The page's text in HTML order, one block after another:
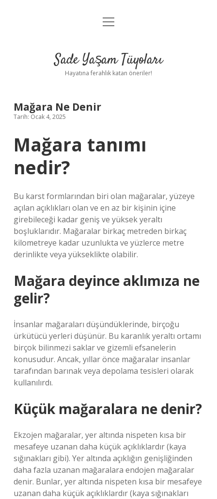
Anasayfa
Yasal Uyarı
menüyü
Sade Yaşam Tüyoları
Hayatına ferahlık katan öneriler!
Mağara Ne Denir
Tarih: Ocak 4, 2025
Mağara tanımı
nedir?
Bu karst formlarından biri olan mağaralar, yüzeye
açılan açıklıkları olan ve en az bir kişinin içine
girebileceği kadar geniş ve yüksek yeraltı
boşluklarıdır. Mağaralar birkaç metreden birkaç
kilometreye kadar uzunlukta ve yüzlerce metre
derinlikte veya yükseklikte olabilir.
Mağara deyince aklımıza ne
gelir?
İnsanlar mağaraları düşündüklerinde, birçoğu
ürkütücü yerleri düşünür. Bu karanlık yeraltı ortamı
birçok bilinmezi saklar ve gizemli efsanelerin
konusudur. Ancak, yıllar önce mağaralar insanlar
tarafından barınak veya depolama tesisleri olarak
kullanılırdı.
Küçük mağaralara ne denir?
Ekzojen mağaralar, yer altında nispeten kısa bir
mesafeye uzanan daha küçük açıklıklardır (kaya
sığınakları gibi). Yer altında açıklığın genişliğinden
daha fazla uzanan mağaralara endojen mağaralar
denir. Bunlar, yer altında nispeten kısa bir mesafeye
uzanan daha küçük açıklıklardır (kaya sığınakları